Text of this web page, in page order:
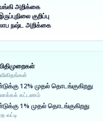
அறிக்கை
குறிப்பு
நஷ்ட அறிக்கை
விகிதங்கள்
12% முதல் தொடங்குகிறது
கட்டணம்
1% முதல் தொடங்குகிறது
வட்டி